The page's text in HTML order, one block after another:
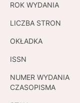
ROK WYDANIA
LICZBA STRON
OKŁADKA
ISSN
NUMER WYDANIA
CZASOPISMA